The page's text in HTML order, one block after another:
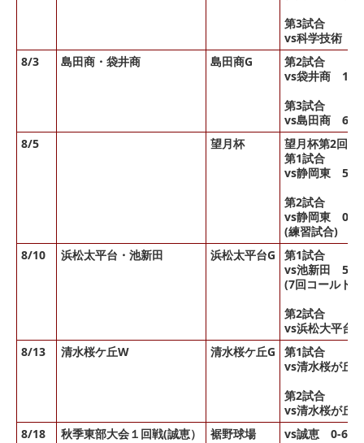
第3試合
vs科学技術
8/3
島田商・袋井商 島田商G
第2試合
vs袋井商 12-
第3試合
vs島田商 6-5
8/5
望月杯
望月杯第2回戦
第1試合
vs静岡東 5-3
第2試合
vs静岡東 0-6
(練習試合)
8/10
浜松太平台・池新田 浜松太平台G
第1試合
vs池新田 5-
(7回コールド)
第2試合
vs浜松大平台
8/13
清水桜ケ丘W 清水桜ケ丘G
第1試合
vs清水桜が丘
第2試合
vs清水桜が丘
8/18
秋季東部大会１回戦(誠恵） 裾野球場
vs誠恵 0-6勝